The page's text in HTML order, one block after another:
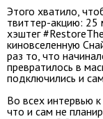
Этого хватило,
твиттер-акцию: 25
хэштег
киновселенную
раз то, что
превратилось в
подключились и
Во всех интервью
что и сам не